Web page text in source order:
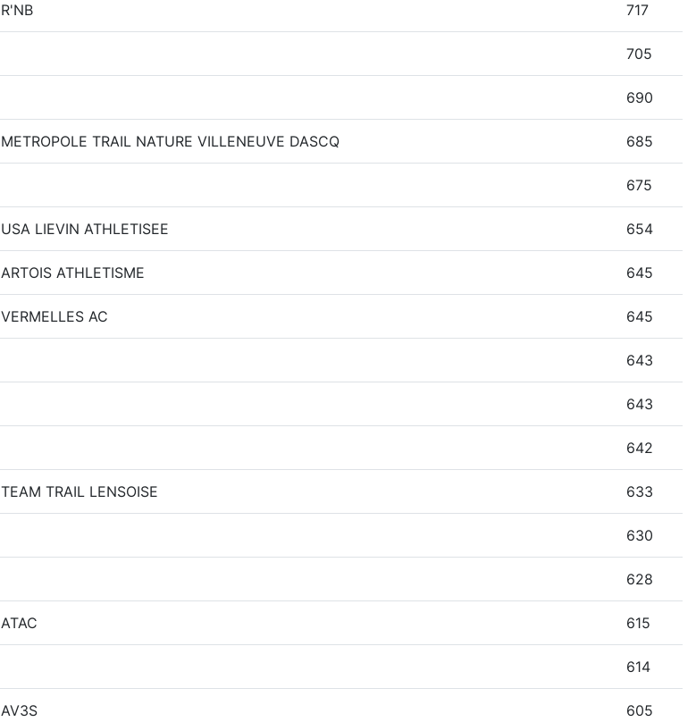
R'NB 717
705
690
METROPOLE TRAIL NATURE VILLENEUVE DASCQ 685
675
USA LIEVIN ATHLETISEE 654
ARTOIS ATHLETISME 645
VERMELLES AC 645
643
643
642
TEAM TRAIL LENSOISE 633
630
628
ATAC 615
614
AV3S 605